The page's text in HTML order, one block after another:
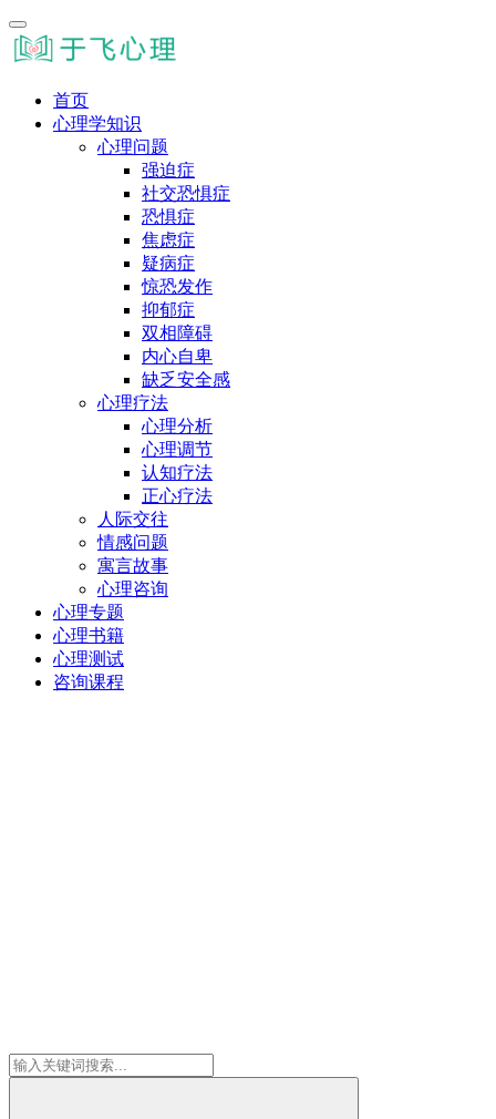
首页
心理学知识
心理问题
强迫症
社交恐惧症
恐惧症
焦虑症
疑病症
惊恐发作
抑郁症
双相障碍
内心自卑
缺乏安全感
心理疗法
心理分析
心理调节
认知疗法
正心疗法
人际交往
情感问题
寓言故事
心理咨询
心理专题
心理书籍
心理测试
咨询课程